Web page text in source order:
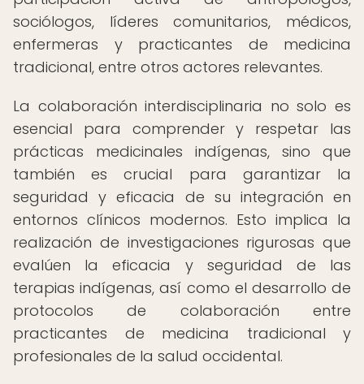
sociólogos, líderes comunitarios, médicos,
enfermeras y practicantes de medicina
tradicional, entre otros actores relevantes.
La colaboración interdisciplinaria no solo es
esencial para comprender y respetar las
prácticas medicinales indígenas, sino que
también es crucial para garantizar la
seguridad y eficacia de su integración en
entornos clínicos modernos. Esto implica la
realización de investigaciones rigurosas que
evalúen la eficacia y seguridad de las
terapias indígenas, así como el desarrollo de
protocolos de colaboración entre
practicantes de medicina tradicional y
profesionales de la salud occidental.